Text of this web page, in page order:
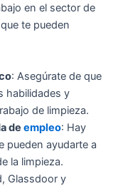
en el sector de
te pueden
: Asegúrate de que
habilidades y
de limpieza.
de empleo: Hay
pueden ayudarte a
la limpieza.
Glassdoor y